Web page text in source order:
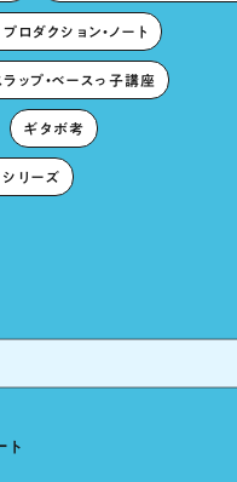
ロダクション・ノート
ップ・ベースっ子講座
ギタボ考
リーズ
ト